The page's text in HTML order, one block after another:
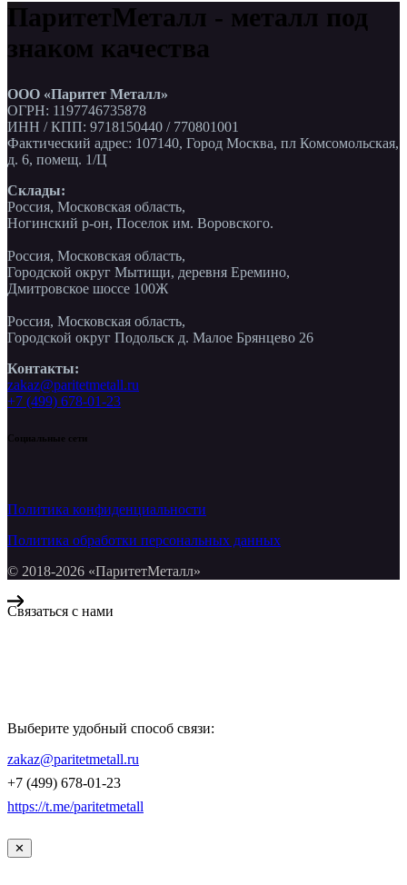
ПаритетМеталл - металл под
знаком качества
ООО «Паритет Металл»
ОГРН: 1197746735878
ИНН / КПП: 9718150440 / 770801001
Фактический адрес: 107140, Город Москва, пл Комсомольская,
д. 6, помещ. 1/Ц
Склады:
Россия, Московская область,
Ногинский р-он, Поселок им. Воровского.
Россия, Московская область,
Городской округ Мытищи, деревня Еремино,
Дмитровское шоссе 100Ж
Россия, Московская область,
Городской округ Подольск д. Малое Брянцево 26
Контакты:
zakaz@paritetmetall.ru
+7 (499) 678-01-23
Социальные сети
Политика конфиденциальности
Политика обработки персональных данных
© 2018-2026 «ПаритетМеталл»
Связаться с нами
Выберите удобный способ связи:
zakaz@paritetmetall.ru
+7 (499) 678-01-23
https://t.me/paritetmetall
✕